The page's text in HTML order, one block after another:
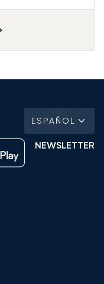
ESPAÑOL
NEWSLETTER